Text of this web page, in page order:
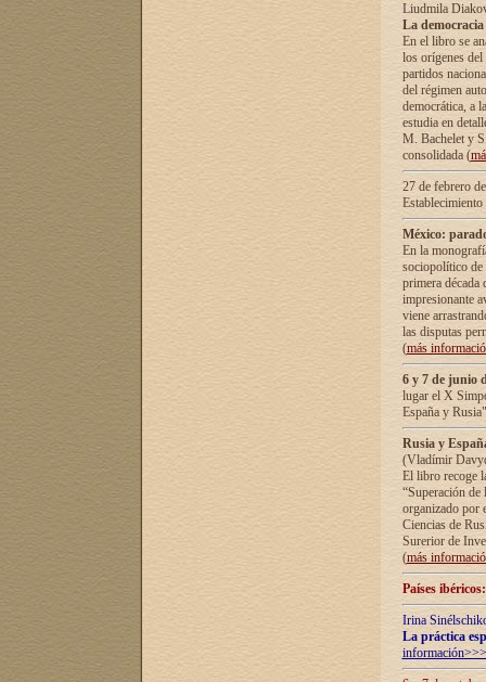
Liudmila
La
En el libro se
los orígenes
partidos
del régimen
democrática, а
estudia en
М. Bachelet у
consolidada (
27 de febrero
México:
En la
sociopolítico de
primera década
impresionante
viene
las disputas
(más
6 y 7 de junio
lugar el X
España y
Rusia y
(Vladímir
El libro recoge
“Superación
organizado por
Ciencias de
Surerior de
(más
Países
Irina
La práctica
información>>>